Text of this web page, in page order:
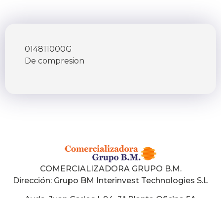
014811000G
De compresion
COMERCIALIZADORA GRUPO B.M.
Dirección: Grupo BM Interinvest Technologies S.L